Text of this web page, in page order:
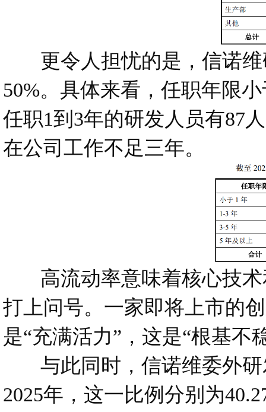
更令人担忧的是，信诺维
50%。具体来看，任职年限
任职1到3年的研发人员有87
在公司工作不足三年。
高流动率意味着核心技术
打上问号。一家即将上市的
是“充满活力”，这是“根基不
与此同时，信诺维委外研
2025年，这一比例分别为